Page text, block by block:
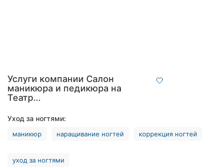
города:
Кропивницкий
Винница
Житомир
Тернополь
Услуги компании Салон
маникюра и педикюра на
Театр...
Уход за ногтями:
маникюр наращивание ногтей коррекция ногтей
уход за ногтями